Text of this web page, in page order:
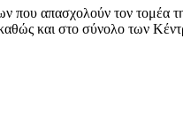
απασχολούν τον τομέα
και στο σύνολο των